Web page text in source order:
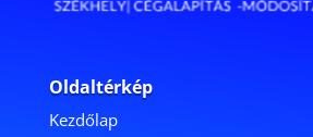
Oldaltérkép
Kezdőlap